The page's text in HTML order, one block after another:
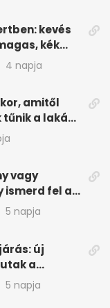
kevés
kék
4 napja
amitől
a lakás
vagy
ismerd fel a
5 napja
új
a
5 napja